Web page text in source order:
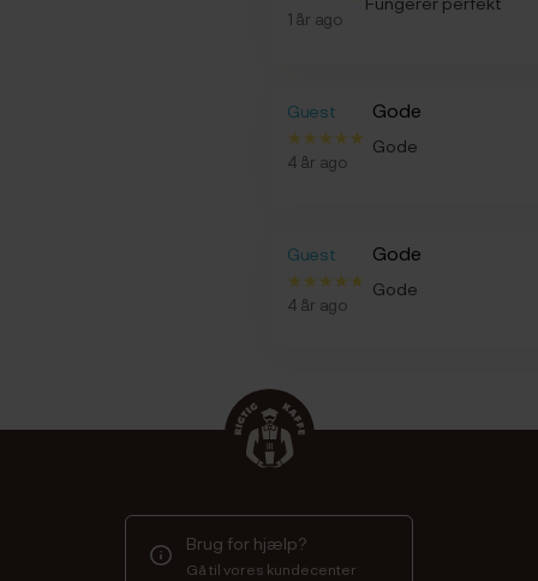
1 år ago
Guest
4 år ago
Gode
Gode
Guest
4 år ago
Gode
Gode
Brug for hjælp?
Gå til vores kundecenter